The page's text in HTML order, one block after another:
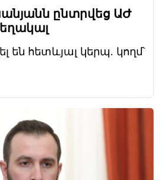
ընտրվեց ԱԺ
են հետևյալ կերպ. կողմ՝